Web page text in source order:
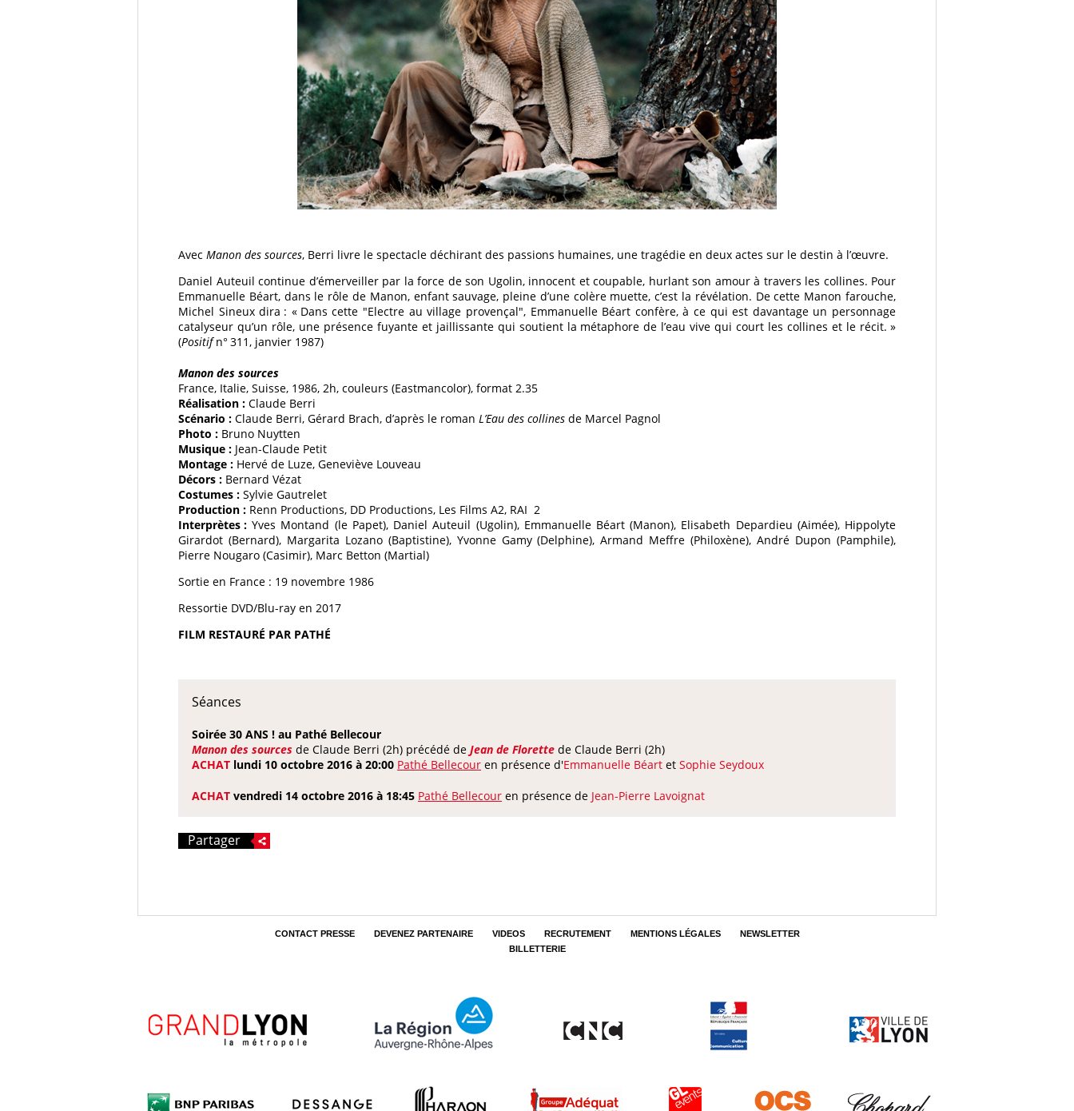
Avec Manon des sources, Berri livre le spectacle déchirant des passions humaines, une tragédie en deux actes sur le destin à l’œuvre.
Daniel Auteuil continue d’émerveiller par la force de son Ugolin, innocent et coupable, hurlant son amour à travers les collines. Pour
Emmanuelle Béart, dans le rôle de Manon, enfant sauvage, pleine d’une colère muette, c’est la révélation. De cette Manon farouche,
Michel Sineux dira : « Dans cette "Electre au village provençal", Emmanuelle Béart confère, à ce qui est davantage un personnage
catalyseur qu’un rôle, une présence fuyante et jaillissante qui soutient la métaphore de l’eau vive qui court les collines et le récit. »
(Positifn° 311, janvier 1987)
Manon des sources
France, Italie, Suisse, 1986, 2h, couleurs (Eastmancolor), format 2.35
Réalisation : Claude Berri
Scénario : Claude Berri, Gérard Brach, d’après le roman L’Eau des collines de Marcel Pagnol
Photo : Bruno Nuytten
Musique : Jean-Claude Petit
Montage : Hervé de Luze, Geneviève Louveau
Décors : Bernard Vézat
Costumes : Sylvie Gautrelet
Production : Renn Productions, DD Productions, Les Films A2, RAI 2
Interprètes : Yves Montand (le Papet), Daniel Auteuil (Ugolin), Emmanuelle Béart (Manon), Elisabeth Depardieu (Aimée), Hippolyte
Girardot (Bernard), Margarita Lozano (Baptistine), Yvonne Gamy (Delphine), Armand Meffre (Philoxène), André Dupon (Pamphile),
Pierre Nougaro (Casimir), Marc Betton (Martial)
Sortie en France : 19 novembre 1986
Ressortie DVD/Blu-ray en 2017
FILM RESTAURÉ PAR PATHÉ
Séances
Soirée 30 ANS ! au Pathé Bellecour
Manon des sources de Claude Berri (2h) précédé de Jean de Florette de Claude Berri (2h)
ACHAT lundi 10 octobre 2016 à 20:00 Pathé Bellecour en présence d'Emmanuelle Béart et Sophie Seydoux
ACHAT vendredi 14 octobre 2016 à 18:45 Pathé Bellecour en présence de Jean-Pierre Lavoignat
Partager
CONTACT PRESSE DEVENEZ PARTENAIRE VIDEOS RECRUTEMENT MENTIONS LÉGALES
NEWSLETTER
BILLETTERIE